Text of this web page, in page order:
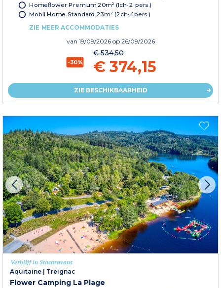
Homeflower Premium 20m² (1ch-2 pers.)
Mobil Home Standard 23m² (2ch-4pers.)
ZIE MEER ACCOMMODATIES
van 19/09/2026 op 26/09/2026
-30%
€ 534,50
€ 374,15
ZIE BESCHIKBAARHEID
Verblijf in Stacaravans
Aquitaine
Treignac
Flower Camping La Plage